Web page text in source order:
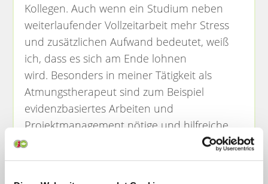
Kollegen. Auch wenn ein Studium neben
weiterlaufender Vollzeitarbeit mehr Stress
und zusätzlichen Aufwand bedeutet, weiß
ich, dass es sich am Ende lohnen
wird. Besonders in meiner Tätigkeit als
Atmungstherapeut sind zum Beispiel
evidenzbasiertes Arbeiten und
Projektmanagement nötige und hilfreiche
Werkzeuge, die mir im Studium für die
Arbeit am Patienten an die Hand gegeben